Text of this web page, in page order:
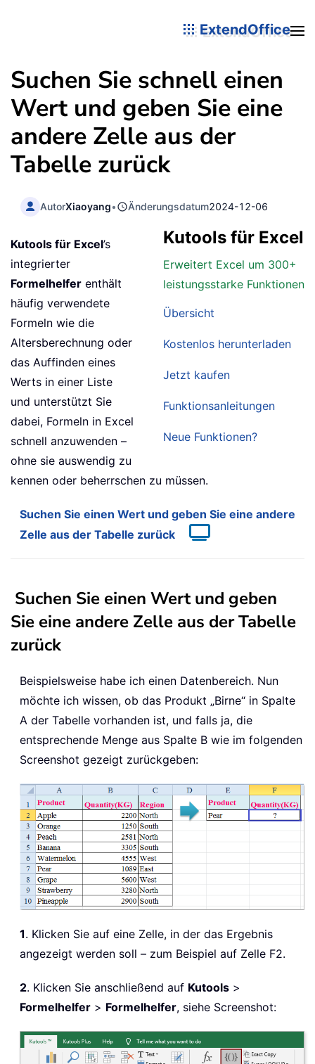
ExtendOffice
Suchen Sie schnell einen
Wert und geben Sie eine
andere Zelle aus der
Tabelle zurück
AutorXiaoyang• Änderungsdatum2024-12-06
Kutools für Excel
Erweitert Excel um 300+
leistungsstarke Funktionen
Übersicht
Kostenlos herunterladen
Jetzt kaufen
Funktionsanleitungen
Neue Funktionen?
Kutools für Excel’s
integrierter
Formelhelfer enthält
häufig verwendete
Formeln wie die
Altersberechnung oder
das Auffinden eines
Werts in einer Liste
und unterstützt Sie
dabei, Formeln in Excel
schnell anzuwenden –
ohne sie auswendig zu
kennen oder beherrschen zu müssen.
Suchen Sie einen Wert und geben Sie eine andere
Zelle aus der Tabelle zurück
Suchen Sie einen Wert und geben
Sie eine andere Zelle aus der Tabelle
zurück
Beispielsweise habe ich einen Datenbereich. Nun
möchte ich wissen, ob das Produkt „Birne“ in Spalte
A der Tabelle vorhanden ist, und falls ja, die
entsprechende Menge aus Spalte B wie im folgenden
Screenshot gezeigt zurückgeben:
1. Klicken Sie auf eine Zelle, in der das Ergebnis
angezeigt werden soll – zum Beispiel auf Zelle F2.
2. Klicken Sie anschließend auf Kutools >
Formelhelfer > Formelhelfer, siehe Screenshot: